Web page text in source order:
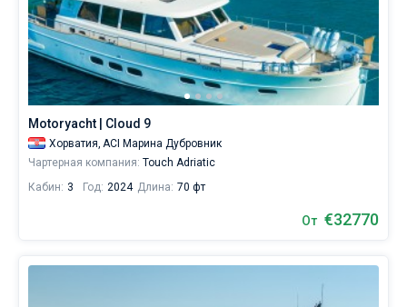
представляют
себе
жизни
без
паруса.
Ближайшие
регионы
для
яхтинга:
Дубровник,
Слано.
Motoryacht | Cloud 9
Хорватия, ACI Марина Дубровник
Чартерная компания: Touch Adriatic
Кабин: 3 Год: 2024 Длина: 70 фт
От €32770